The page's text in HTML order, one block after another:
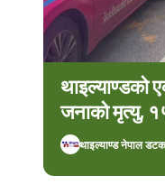
थाइल्याण्डको
जनाको मृत्यु,
थाइल्याण्ड नेपाल